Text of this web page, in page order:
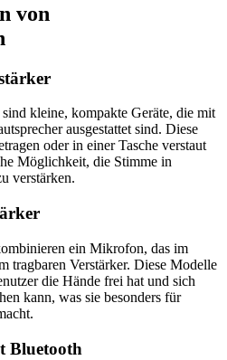
von
sind kleine, kompakte Geräte, die mit
ausgestattet sind. Diese
oder in einer Tasche verstaut
Möglichkeit, die Stimme in
verstärken.
ein Mikrofon, das im
tragbaren Verstärker. Diese Modelle
die Hände frei hat und sich
kann, was sie besonders für
Bluetooth